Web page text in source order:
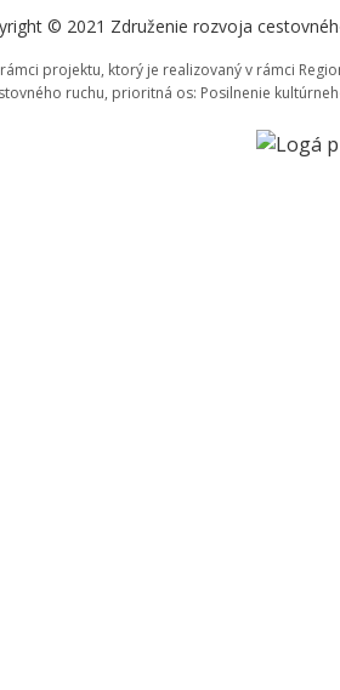
© 2021 Združenie rozvoja
projektu, ktorý je realizovaný v rámci
ruchu, prioritná os: Posilnenie